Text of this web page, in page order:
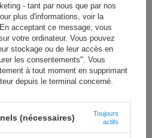
- tant par nous que par nos
plus d'informations, voir la
En acceptant ce message, vous
votre ordinateur. Vous pouvez
stockage ou de leur accès en
les consentements". Vous
à tout moment en supprimant
depuis le terminal concerné.
(nécessaires)
Toujours
actifs